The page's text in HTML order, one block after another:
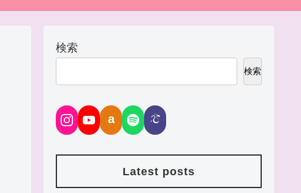
検索
検索
a
Latest posts